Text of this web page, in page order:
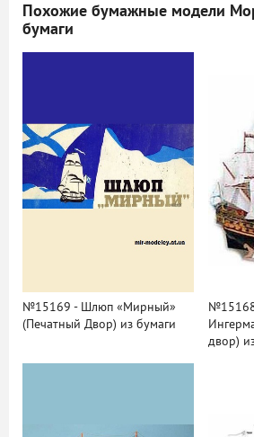
Похожие бумажные модели
бумаги
№15169 - Шлюп «Мирный»
(Печатный Двор) из бумаги
двор)